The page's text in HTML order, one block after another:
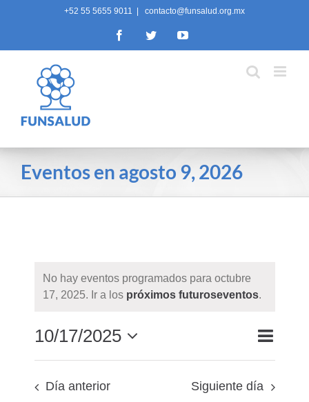
+52 55 5655 9011 contacto@funsalud.org.mx
FacebookTwitterYouTube
Eventos en agosto 9, 2026
No hay eventos programados para octubre
17, 2025. Ir a los próximos futuroseventos.
y
Buscar
de
Día
10/17/2025
Seleccionar
fecha.
Día anterior Siguiente día